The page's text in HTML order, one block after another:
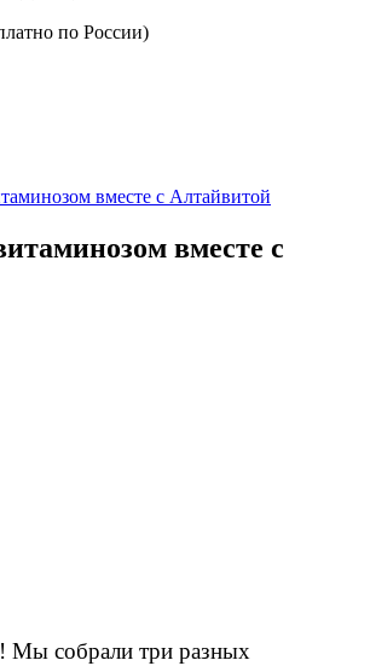
по России)
вместе с Алтайвитой
вместе с
Мы собрали три разных